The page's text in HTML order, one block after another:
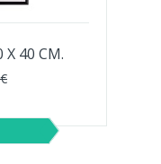
X 40 CM.